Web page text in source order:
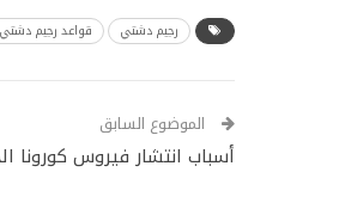
رجيم دشتي قواعد رجيم دشتي
الموضوع السابق
أسباب انتشار فيروس كورونا